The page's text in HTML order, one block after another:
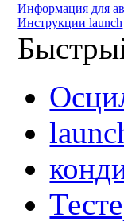
Информация для
Инструкции launch